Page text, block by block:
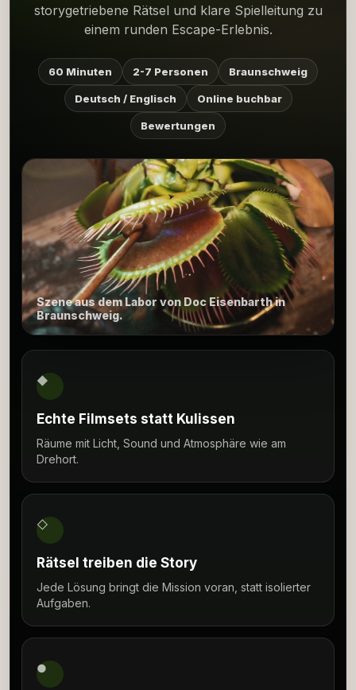
storygetriebene Rätsel und klare Spielleitung zu
einem runden Escape-Erlebnis.
60 Minuten 2-7 Personen Braunschweig
Deutsch / Englisch Online buchbar
Bewertungen
Szene aus dem Labor von Doc Eisenbarth in
Braunschweig.
◆
Echte Filmsets statt Kulissen
Räume mit Licht, Sound und Atmosphäre wie am
Drehort.
◇
Rätsel treiben die Story
Jede Lösung bringt die Mission voran, statt isolierter
Aufgaben.
●